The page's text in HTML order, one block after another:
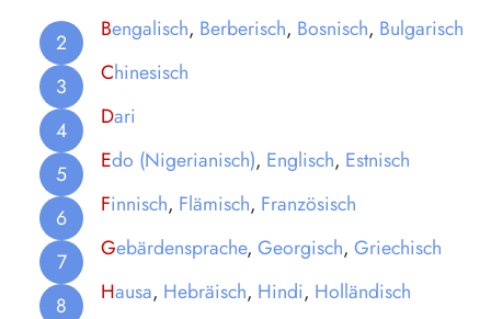
Bengalisch, Berberisch, Bosnisch, Bulgarisch
Chinesisch
Dari
Edo (Nigerianisch), Englisch, Estnisch
Finnisch, Flämisch, Französisch
Gebärdensprache, Georgisch, Griechisch
Hausa, Hebräisch, Hindi, Holländisch